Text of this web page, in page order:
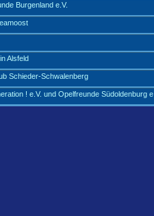
Burgenland e.V.
Alsfeld
Schieder-Schwalenberg
! e.V. und Opelfreunde Südoldenburg e